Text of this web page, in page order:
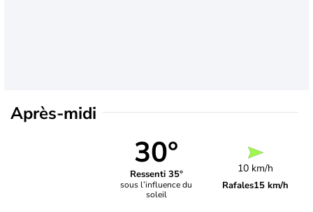
Après-midi
30°
Ressenti 35°
sous l’influence du
soleil
10 km/h
Rafales15 km/h